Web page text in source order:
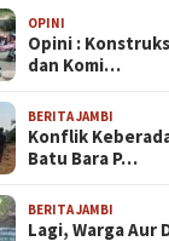
OPINI
Opini :
dan Komi…
BERITA JAMBI
Konflik
Batu Bara P…
BERITA JAMBI
Lagi, Warga Aur